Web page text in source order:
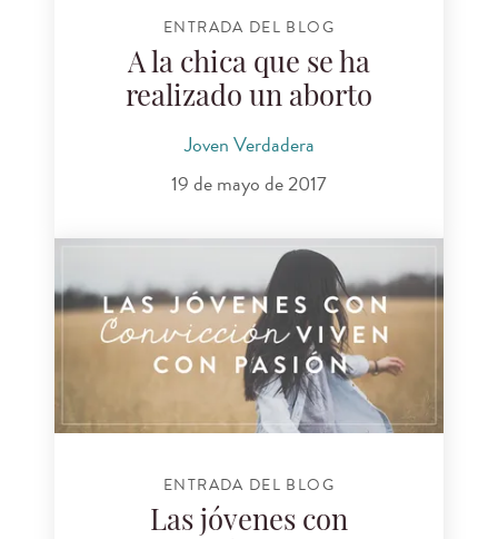
ENTRADA DEL BLOG
A la chica que se ha
realizado un aborto
Joven Verdadera
19 de mayo de 2017
ENTRADA DEL BLOG
Las jóvenes con